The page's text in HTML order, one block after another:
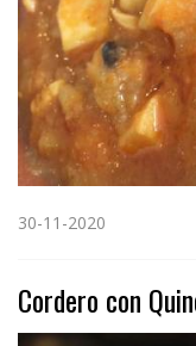
30-11-2020
Cordero con